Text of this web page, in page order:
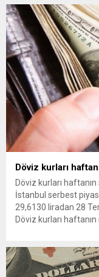
yüzde 0,1 yükselişle
Döviz kurları
Döviz kurları
İstanbul serbest
29,6130 liradan 28
Döviz kurları